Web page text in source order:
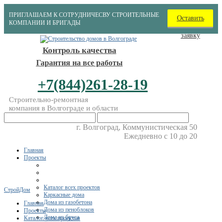
ПРИГЛАШАЕМ К СОТРУДНИЧЕСВУ СТРОИТЕЛЬНЫЕ
КОМПАНИИ И БРИГАДЫ
Оставить
заявку
Контроль качества
Гарантия на все работы
+7(844)261-28-19
Строительно-ремонтная
компания в Волгограде и области
г. Волгоград, Коммунистическая 50
Ежедневно с 10 до 20
Главная
Проекты
Каталог всех проектов
Каркасные дома
Дома из газобетона
Дома из пеноблоков
Дома из бруса
СтройДом
Главная
Проекты
Каталог всех проектов